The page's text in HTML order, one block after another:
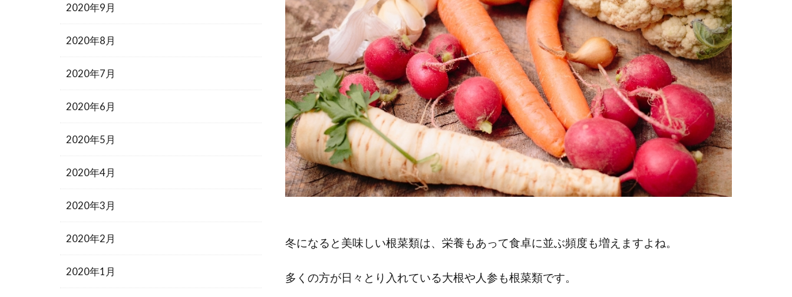
冬になると美味しい根菜類は、栄養もあって食卓に並ぶ頻度も増えますよね。
多くの方が日々とり入れている大根や人参も根菜類です。
2020年9月
2020年8月
2020年7月
2020年6月
2020年5月
2020年4月
2020年3月
2020年2月
2020年1月